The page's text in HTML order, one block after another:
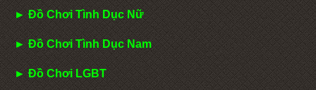
► Đồ Chơi Tình Dục Nữ
► Đồ Chơi Tình Dục Nam
► Đồ Chơi LGBT